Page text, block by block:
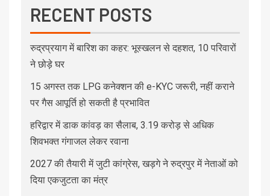
RECENT POSTS
रुद्रप्रयाग में बारिश का कहर: भूस्खलन से दहशत, 10 परिवारों
ने छोड़े घर
15 अगस्त तक LPG कनेक्शन की e-KYC जरूरी, नहीं कराने
पर गैस आपूर्ति हो सकती है प्रभावित
हरिद्वार में डाक कांवड़ का सैलाब, 3.19 करोड़ से अधिक
शिवभक्त गंगाजल लेकर रवाना
2027 की तैयारी में जुटी कांग्रेस, खड़गे ने रुद्रपुर में नेताओं को
दिया एकजुटता का मंत्र